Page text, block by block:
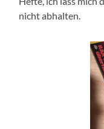
nicht abhalten.